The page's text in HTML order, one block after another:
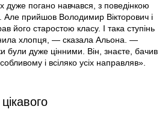
дуже погано навчався, з поведінкою
прийшов Володимир Вікторович і
його старостою класу. І така ступінь
хлопця, — сказала Альона. —
були дуже цінними. Він, знаєте, бачив
і всіляко усіх направляв».